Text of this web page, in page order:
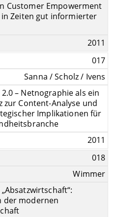
Customer Empowerment
Zeiten gut informierter
2011
017
Sanna / Scholz / Ivens
– Netnographie als ein
zur Content-Analyse und
Implikationen für
2011
018
Wimmer
der modernen